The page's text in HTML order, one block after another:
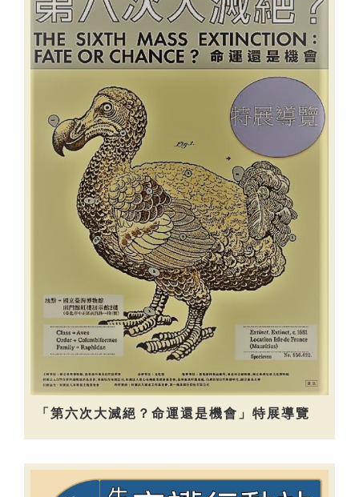
「第六次大滅絕？命運還是機會」特展導覽